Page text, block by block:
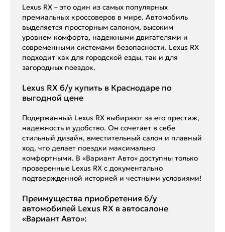
Lexus RX – это один из самых популярных
премиальных кроссоверов в мире. Автомобиль
выделяется просторным салоном, высоким
уровнем комфорта, надежными двигателями и
современными системами безопасности. Lexus RX
подходит как для городской езды, так и для
загородных поездок.
Lexus RX б/у купить в Краснодаре по
выгодной цене
Подержанный Lexus RX выбирают за его престиж,
надежность и удобство. Он сочетает в себе
стильный дизайн, вместительный салон и плавный
ход, что делает поездки максимально
комфортными. В «Вариант Авто» доступны только
проверенные Lexus RX с документально
подтвержденной историей и честными условиями!
Преимущества приобретения б/у
автомобилей Lexus RX в автосалоне
«Вариант Авто»: